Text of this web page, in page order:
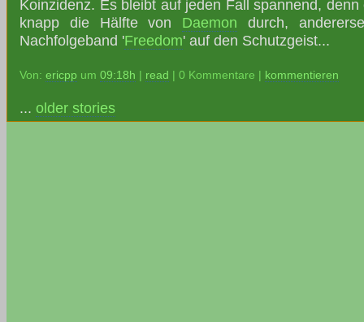
Koinzidenz. Es bleibt auf jeden Fall spannend,
knapp die Hälfte von Daemon durch,
Nachfolgeband 'Freedom' auf den Schutzgeist...
Von: ericpp um 09:18h read | 0 Kommentare | kommentieren
... older stories